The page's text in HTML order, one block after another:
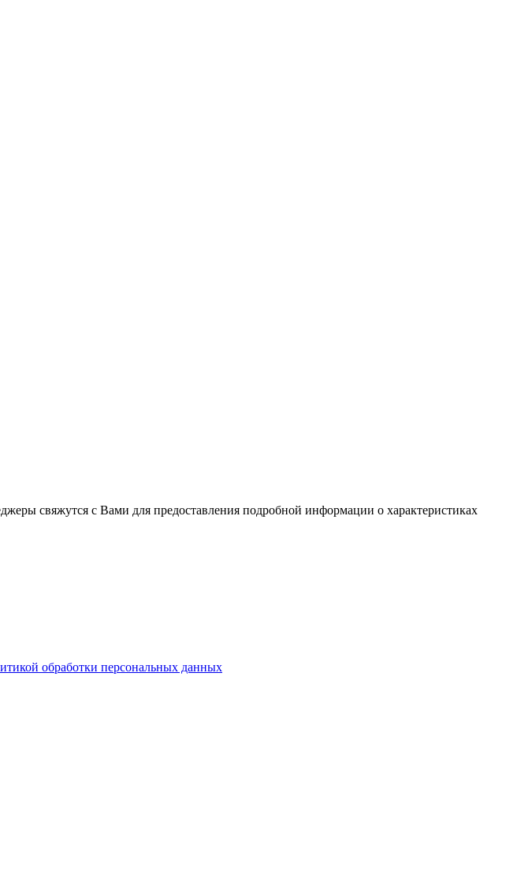
свяжутся с Вами для предоставления подробной информации о характеристиках
обработки персональных данных